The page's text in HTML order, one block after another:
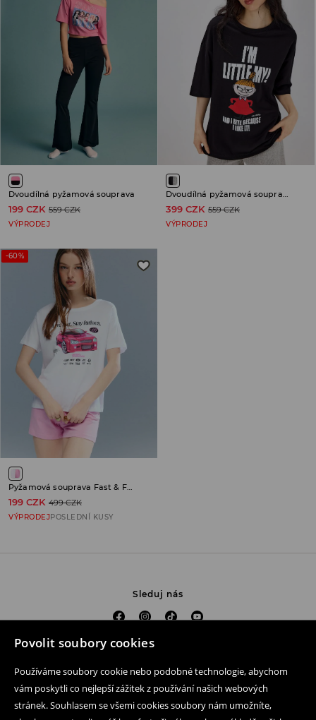
Povolit soubory cookies
Používáme soubory cookie nebo podobné technologie, abychom
vám poskytli co nejlepší zážitek z používání našich webových
stránek. Souhlasem se všemi cookies soubory nám umožníte,
Dvoudílná pyžamová souprava
199 CZK 559 CZK
VÝPRODEJ
Dvoudílná pyžamová souprava Little My
399 CZK 559 CZK
VÝPRODEJ
-60%
Pyžamová souprava Fast & Furious
199 CZK 499 CZK
VÝPRODEJPOSLEDNÍ KUSY
Sleduj nás
Pomoc a kontakt
Mobilní aplikaci